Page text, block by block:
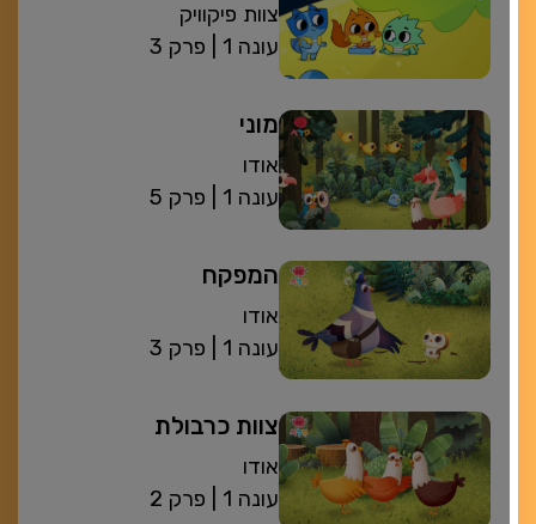
צוות פיקוויק
פרק 3
| עונה 1
מוני
אודו
פרק 5
| עונה 1
המפקח
אודו
פרק 3
| עונה 1
צוות כרבולת
אודו
פרק 2
| עונה 1